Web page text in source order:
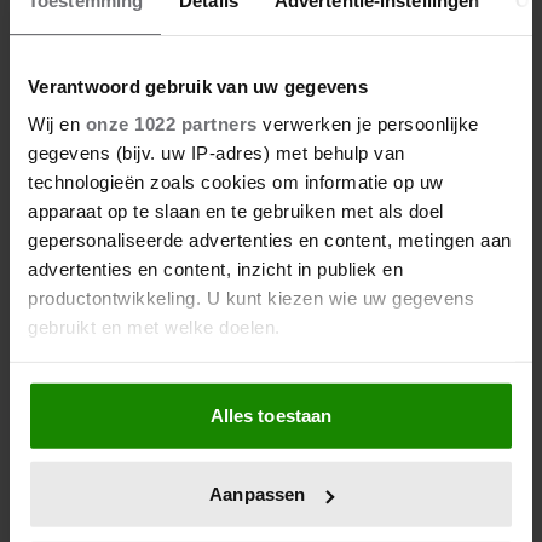
Verantwoord gebruik van uw gegevens
Wij en onze 1022 partners verwerken je persoonlijke
gegevens (bijv. uw IP-adres) met behulp van
technologieën zoals cookies om informatie op uw
apparaat op te slaan en te gebruiken met als doel
gepersonaliseerde advertenties en content, metingen aan
advertenties en content, inzicht in publiek en
productontwikkeling. U kunt kiezen wie uw gegevens
gebruikt en met welke doelen.
Als u het toestaat, willen we ook graag:
Informatie verzamelen over uw geografische
locatie, die tot een paar meter nauwkeurig kan zijn
scannen op specifieke eigenschappen (fingerprinting)
Alles toestaan
Aanpassen
8 april 2022
MÁXIMA
Het regende gisteren niet, bij het bezoek aan
Bollenstreek en strand, maar er stond wel een fikse
bries. Dat leverde voor de koningin een pijnlijk
moment op.